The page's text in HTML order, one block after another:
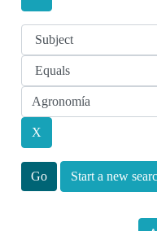
Start a new